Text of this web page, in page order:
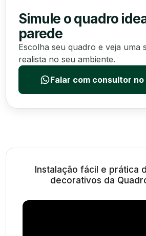
Simule o quadro
parede
Escolha seu quadro e veja uma
realista no seu ambiente.
Falar com consultor
Instalação fácil e prática
decorativos da